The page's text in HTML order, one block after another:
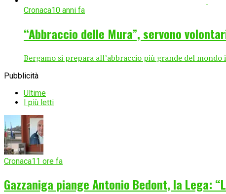
Cronaca10 anni fa
“Abbraccio delle Mura”, servono
Bergamo si prepara all’abbraccio più grande del
Pubblicità
Ultime
I più letti
Cronaca11 ore fa
Gazzaniga piange Antonio Bedont, la Lega: